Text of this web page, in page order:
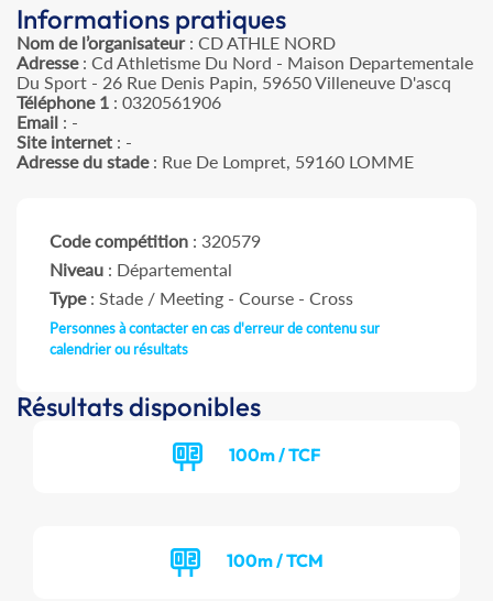
Informations pratiques
Nom de l’organisateur: CD ATHLE NORD
Adresse: Cd Athletisme Du Nord - Maison Departementale
Du Sport - 26 Rue Denis Papin, 59650 Villeneuve D'ascq
Téléphone 1 : 0320561906
Email : -
Site internet : -
Adresse du stade: Rue De Lompret, 59160 LOMME
Code compétition : 320579
Niveau : Départemental
Type: Stade / Meeting - Course - Cross
Personnes à contacter en cas d'erreur de contenu sur
calendrier ou résultats
Résultats disponibles
100m / TCF
100m / TCM